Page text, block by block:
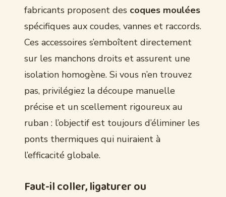
fabricants proposent des coques moulées
spécifiques aux coudes, vannes et raccords.
Ces accessoires s’emboîtent directement
sur les manchons droits et assurent une
isolation homogène. Si vous n’en trouvez
pas, privilégiez la découpe manuelle
précise et un scellement rigoureux au
ruban : l’objectif est toujours d’éliminer les
ponts thermiques qui nuiraient à
l’efficacité globale.
Faut-il coller, ligaturer ou